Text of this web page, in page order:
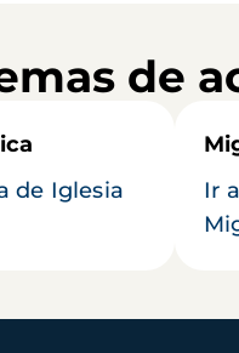
de
de Iglesia
Ir